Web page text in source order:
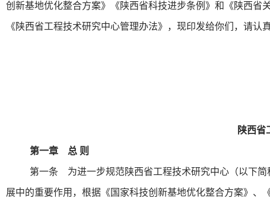
创新基地优化整合方案》《陕西省科技进步条例》和《陕西省
《陕西省工程技术研究中心管理办法》，现印发给你们，请认
陕西省
第一章 总 则
第一条 为进一步规范陕西省工程技术研究中心（以下简
展中的重要作用，根据《国家科技创新基地优化整合方案》